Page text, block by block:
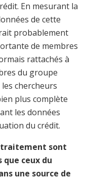
En mesurant la
de cette
probablement
de membres
rattachés à
du groupe
chercheurs
plus complète
les données
du crédit.
traitement sont
que ceux du
une source de